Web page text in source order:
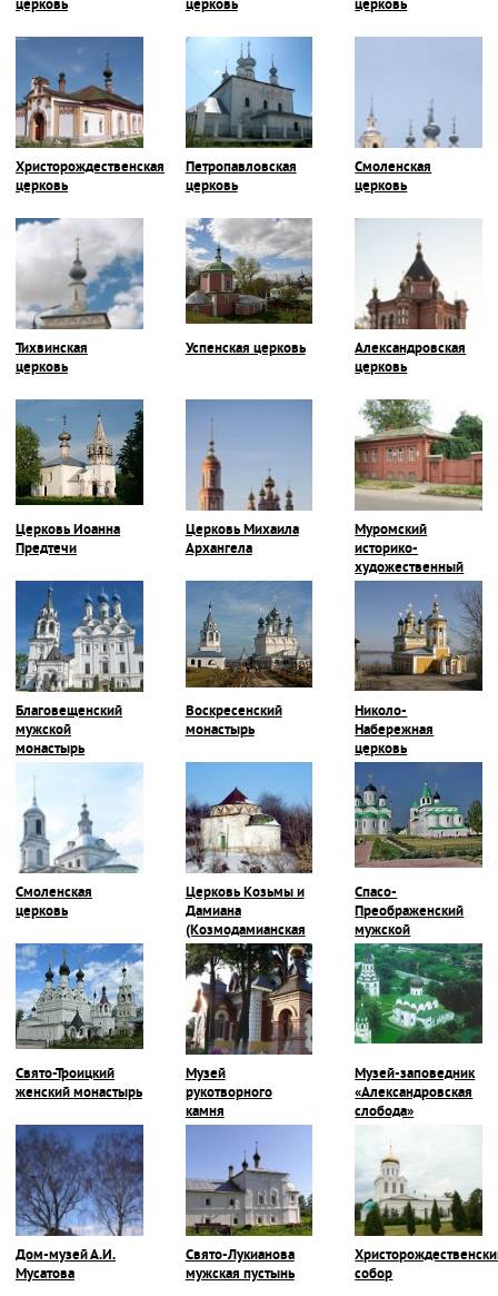
церковь
церковь
церковь
Христорождественская
церковь
Петропавловская
церковь
Смоленская
церковь
Тихвинская
церковь
Успенская церковь
Александровская
церковь
Церковь Иоанна
Предтечи
Церковь Михаила
Архангела
Муромский
историко-
художественный
Благовещенский
мужской
монастырь
Воскресенский
монастырь
Николо-
Набережная
церковь
Смоленская
церковь
Церковь Козьмы и
Дамиана
(Козмодамианская
церковь)
Спасо-
Преображенский
мужской
монастырь
Свято-Троицкий
женский монастырь
Музей
рукотворного
камня
Музей-заповедник
«Александровская
слобода»
Дом-музей А.И.
Мусатова
Свято-Лукианова
мужская пустынь
собор